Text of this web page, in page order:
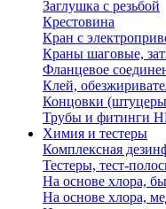
Заглушка с резьбой
Крестовина
Кран с
Краны шаговые,
Фланцевое
Клей,
Концовки
Трубы и фитинги
Химия и тестеры
Комплексная
Тестеры, тест-
На основе хлора,
На основе хлора,